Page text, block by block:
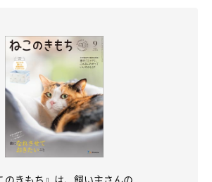
のきもち』は、飼い主さんの